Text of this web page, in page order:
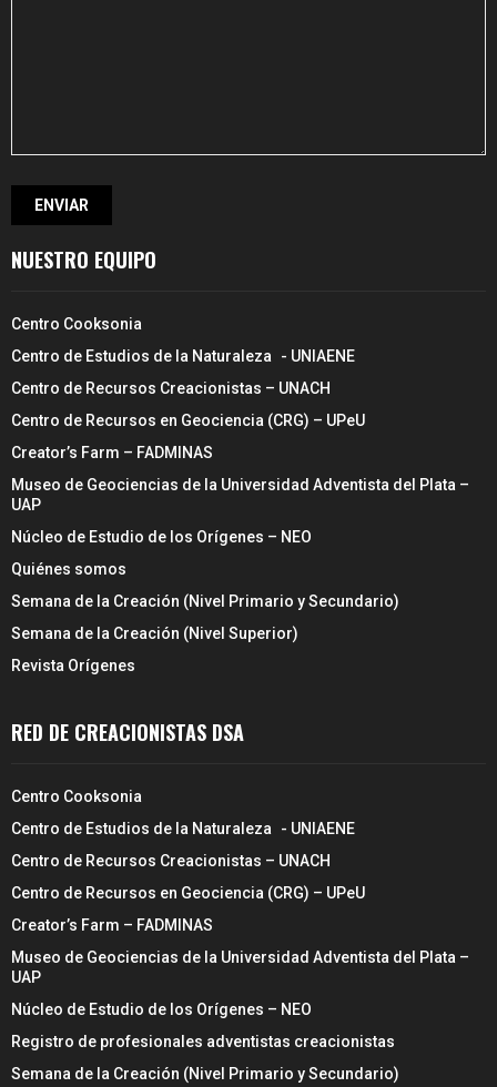
NUESTRO EQUIPO
Centro Cooksonia
Centro de Estudios de la Naturaleza - UNIAENE
Centro de Recursos Creacionistas – UNACH
Centro de Recursos en Geociencia (CRG) – UPeU
Creator’s Farm – FADMINAS
Museo de Geociencias de la Universidad Adventista del Plata –
UAP
Núcleo de Estudio de los Orígenes – NEO
Quiénes somos
Semana de la Creación (Nivel Primario y Secundario)
Semana de la Creación (Nivel Superior)
Revista Orígenes
RED DE CREACIONISTAS DSA
Centro Cooksonia
Centro de Estudios de la Naturaleza - UNIAENE
Centro de Recursos Creacionistas – UNACH
Centro de Recursos en Geociencia (CRG) – UPeU
Creator’s Farm – FADMINAS
Museo de Geociencias de la Universidad Adventista del Plata –
UAP
Núcleo de Estudio de los Orígenes – NEO
Registro de profesionales adventistas creacionistas
Semana de la Creación (Nivel Primario y Secundario)